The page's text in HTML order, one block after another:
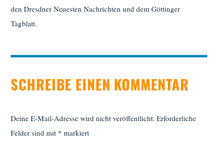
den Dresdner Neuesten Nachrichten und dem Göttinger
Tagblatt.
SCHREIBE EINEN KOMMENTAR
Deine E-Mail-Adresse wird nicht veröffentlicht. Erforderliche
Felder sind mit * markiert